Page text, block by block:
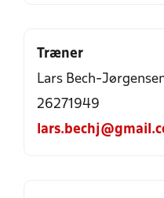
Træner
Lars Bech-
26271949